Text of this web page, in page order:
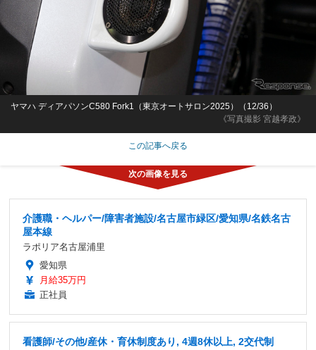
《写真撮影 宮越孝政》
ヤマハ ディアパソンC580 Fork1（東京オートサロン2025）（12/36）
この記事へ戻る
介護職・ヘルパー/障害者施設/名古屋市緑区/愛知県/名鉄名古
屋本線
ラポリア名古屋浦里
愛知県
月給35万円
正社員
看護師/その他/産休・育休制度あり, 4週8休以上, 2交代制